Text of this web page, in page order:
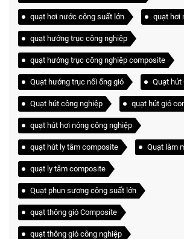
quạt hơi nước công suất lớn quạt hơi
quạt hướng trục công nghiệp
quạt hướng trục công nghiệp composite
Quạt hướng trục nối ống gió Quạt hút
Quạt hút công nghiệp quạt hút gió
quạt hút hơi nóng công nghiệp
quạt hút ly tâm composite Quạt làm
quạt ly tâm composite
Quạt phun sương công suất lớn
quạt thông gió Composite
quạt thông gió công nghiệp